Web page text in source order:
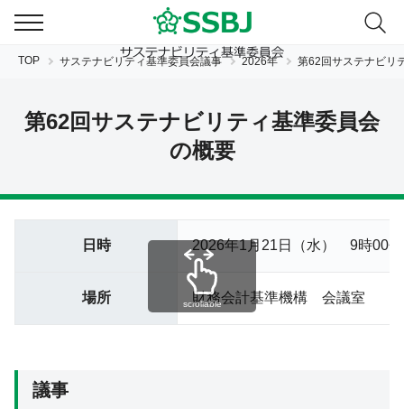
TOP サステナビリティ基準委員会議事 2026年 第62回サステナビリ
第62回サステナビリティ基準委員会
の概要
日時 2026年1月21日（水） 9時00
場所 財務会計基準機構 会議室
scrollable
議事